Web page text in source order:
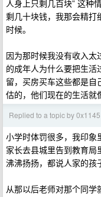
人身上只剩几百块” 这种
剩几十块钱，我那会精打
时候。
因为那时候我没有收入
的成年人为什么要把生
留，买房买车这些都是
估的，他们现在的生活就
Replied to a topic by
小学时体罚很多，我印象
家长去县城里告到教育
沸沸扬扬，都说人家的孩
从那以后老师对那个同